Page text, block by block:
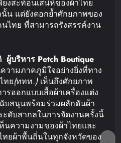
งสะท้อนเสน่ห์ของผ้าไทย
นั้น แต่ยังตอกย้ำศักยภาพของ
ไทย ที่สามารถรังสรรค์งาน
ผู้บริหาร Petch Boutique
วามภาคภูมิใจอย่างยิ่งที่ทาง
ทย(ททท.) เห็นถึงศักยภาพ
รออกแบบเสื้อผ้าเครื่องแต่ง
บสนุนพร้อมร่วมผลักดันผ้า
ดับสากลในการจัดงานครั้งนี้
ความงามของผ้าไทยและ
ทยผ้าพื้นถิ่นในทุกจังหวัดของ